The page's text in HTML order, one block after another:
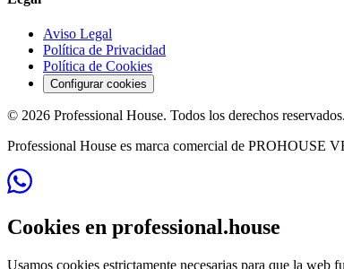
Aviso Legal
Política de Privacidad
Política de Cookies
Configurar cookies
© 2026 Professional House. Todos los derechos reservados.
Professional House es marca comercial de PROHOUSE
Cookies en professional.house
Usamos cookies estrictamente necesarias para que la web